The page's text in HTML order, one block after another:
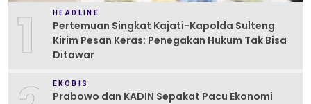
1 HEADLINE
Pertemuan Singkat Kajati-Kapolda Sulteng
Kirim Pesan Keras: Penegakan Hukum Tak Bisa
Ditawar
EKOBIS
Prabowo dan KADIN Sepakat Pacu Ekonomi